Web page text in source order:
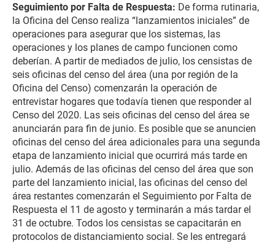
Seguimiento por Falta de Respuesta: De forma rutinaria,
la Oficina del Censo realiza “lanzamientos iniciales” de
operaciones para asegurar que los sistemas, las
operaciones y los planes de campo funcionen como
deberían. A partir de mediados de julio, los censistas de
seis oficinas del censo del área (una por región de la
Oficina del Censo) comenzarán la operación de
entrevistar hogares que todavía tienen que responder al
Censo del 2020. Las seis oficinas del censo del área se
anunciarán para fin de junio. Es posible que se anuncien
oficinas del censo del área adicionales para una segunda
etapa de lanzamiento inicial que ocurrirá más tarde en
julio. Además de las oficinas del censo del área que son
parte del lanzamiento inicial, las oficinas del censo del
área restantes comenzarán el Seguimiento por Falta de
Respuesta el 11 de agosto y terminarán a más tardar el
31 de octubre. Todos los censistas se capacitarán en
protocolos de distanciamiento social. Se les entregará